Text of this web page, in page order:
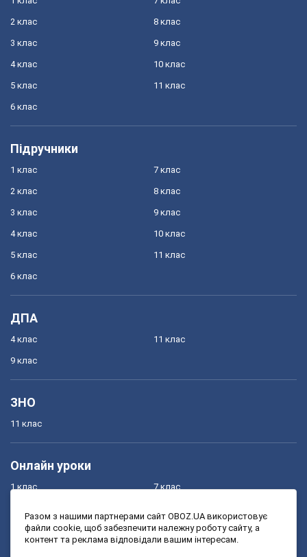
2 клас
3 клас
4 клас
5 клас
6 клас
8 клас
9 клас
10 клас
11 клас
Підручники
1 клас
2 клас
3 клас
4 клас
5 клас
6 клас
7 клас
8 клас
9 клас
10 клас
11 клас
ДПА
4 клас
9 клас
11 клас
ЗНО
11 клас
Онлайн уроки
1 клас
3 клас
7 клас
9 клас
Разом з нашими партнерами сайт OBOZ.UA використовує
файли cookie, щоб забезпечити належну роботу сайту, а
контент та реклама відповідали вашим інтересам.